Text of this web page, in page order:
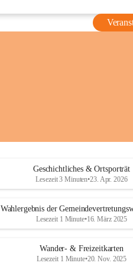
Geschichtliches & Ortsporträt
Lesezeit 3 Minuten•23. Apr. 2026
Wahlergebnis der
Lesezeit 1 Minute•16. März 2025
Wander- & Freizeitkarten
Lesezeit 1 Minute•20. Nov. 2025